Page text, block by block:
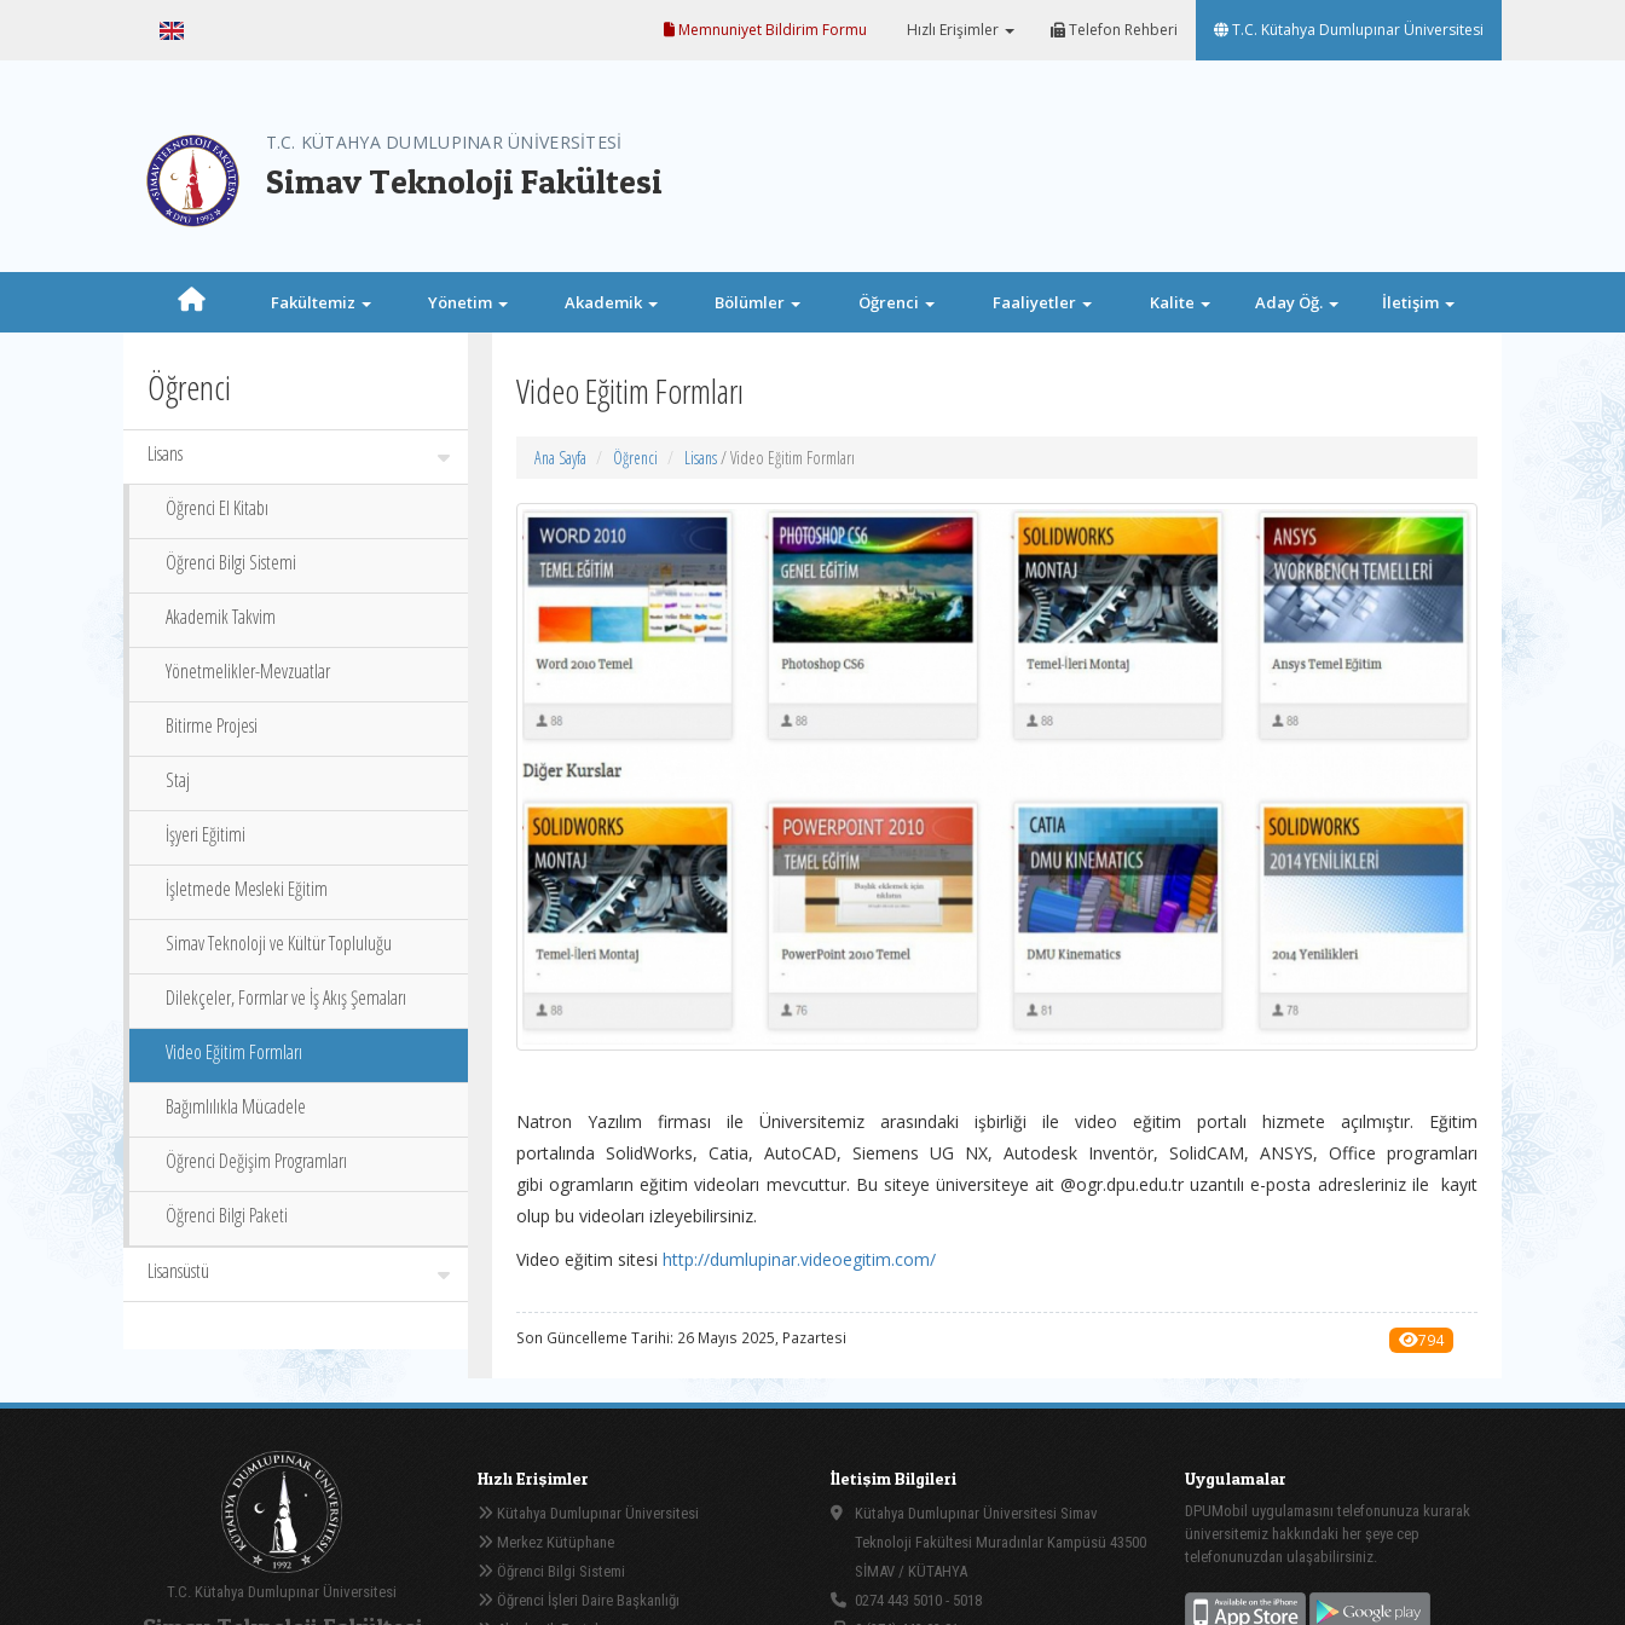
Memnuniyet Bildirim Formu Hızlı Erişimler Telefon Rehberi T.C. Kütahya Dumlupınar Üniversitesi
T.C. KÜTAHYA DUMLUPINAR ÜNİVERSİTESİ
Simav Teknoloji Fakültesi
Fakültemiz Yönetim Akademik Bölümler Öğrenci Faaliyetler Kalite Aday Öğ. İletişim
Öğrenci
Lisans
Öğrenci El Kitabı
Öğrenci Bilgi Sistemi
Akademik Takvim
Yönetmelikler-Mevzuatlar
Bitirme Projesi
Staj
İşyeri Eğitimi
İşletmede Mesleki Eğitim
Simav Teknoloji ve Kültür Topluluğu
Dilekçeler, Formlar ve İş Akış Şemaları
Video Eğitim Formları
Bağımlılıkla Mücadele
Öğrenci Değişim Programları
Öğrenci Bilgi Paketi
Lisansüstü
Video Eğitim Formları
Ana Sayfa Öğrenci Lisans/ Video Eğitim Formları
Natron Yazılım firması ile Üniversitemiz arasındaki işbirliği ile video eğitim portalı hizmete açılmıştır. Eğitim
portalında SolidWorks, Catia, AutoCAD, Siemens UG NX, Autodesk Inventör, SolidCAM, ANSYS, Office programları
gibi ogramların eğitim videoları mevcuttur. Bu siteye üniversiteye ait @ogr.dpu.edu.tr uzantılı e-posta adresleriniz ile kayıt
olup bu videoları izleyebilirsiniz.
Video eğitim sitesi http://dumlupinar.videoegitim.com/
Son Güncelleme Tarihi: 26 Mayıs 2025, Pazartesi 794
T.C. Kütahya Dumlupınar Üniversitesi
Hızlı Erişimler
Kütahya Dumlupınar Üniversitesi
Merkez Kütüphane
Öğrenci Bilgi Sistemi
Öğrenci İşleri Daire Başkanlığı
İletişim Bilgileri
Kütahya Dumlupınar Üniversitesi Simav
Teknoloji Fakültesi Muradınlar Kampüsü 43500
SİMAV / KÜTAHYA
0274 443 5010 - 5018
Uygulamalar
DPUMobil uygulamasını telefonunuza kurarak
üniversitemiz hakkındaki her şeye cep
telefonunuzdan ulaşabilirsiniz.